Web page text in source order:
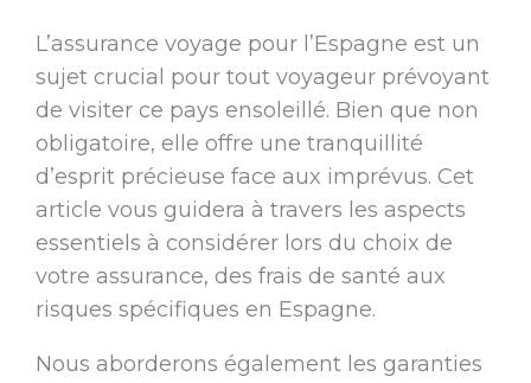
L’assurance voyage pour l’Espagne est un
sujet crucial pour tout voyageur prévoyant
de visiter ce pays ensoleillé. Bien que non
obligatoire, elle offre une tranquillité
d’esprit précieuse face aux imprévus. Cet
article vous guidera à travers les aspects
essentiels à considérer lors du choix de
votre assurance, des frais de santé aux
risques spécifiques en Espagne.
Nous aborderons également les garanties